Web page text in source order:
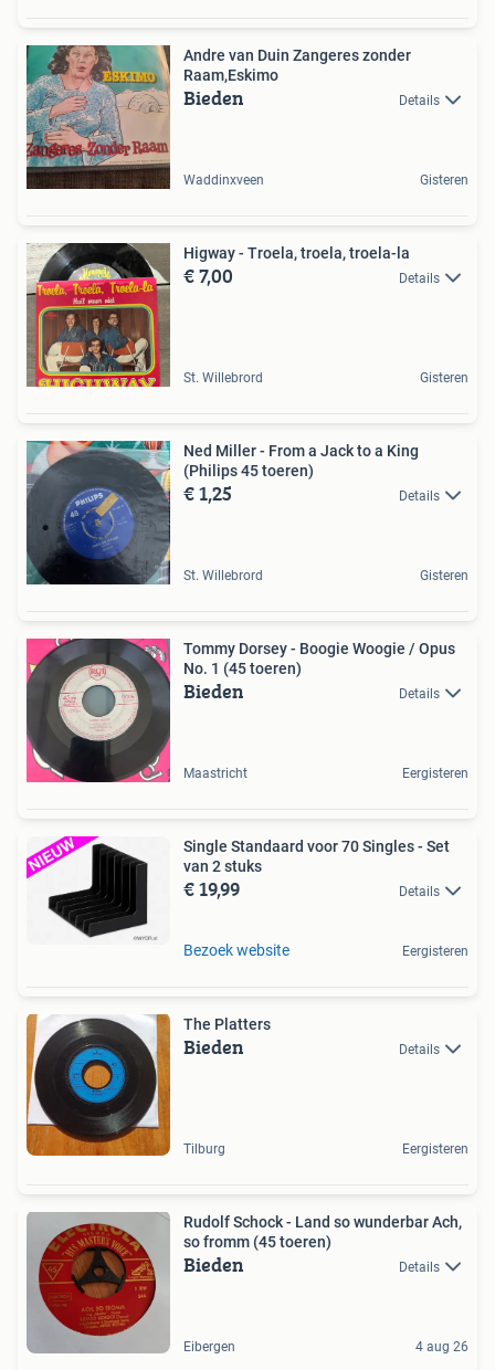
Andre van Duin Zangeres zonder
Raam,Eskimo
Bieden Details
Waddinxveen Gisteren
Higway - Troela, troela, troela-la
€ 7,00 Details
St. Willebrord Gisteren
Ned Miller - From a Jack to a King
(Philips 45 toeren)
€ 1,25 Details
St. Willebrord Gisteren
Tommy Dorsey - Boogie Woogie / Opus
No. 1 (45 toeren)
Bieden Details
Maastricht Eergisteren
Single Standaard voor 70 Singles - Set
van 2 stuks
€ 19,99 Details
Bezoek website Eergisteren
The Platters
Bieden Details
Tilburg Eergisteren
Rudolf Schock - Land so wunderbar Ach,
so fromm (45 toeren)
Bieden Details
Eibergen 4 aug 26